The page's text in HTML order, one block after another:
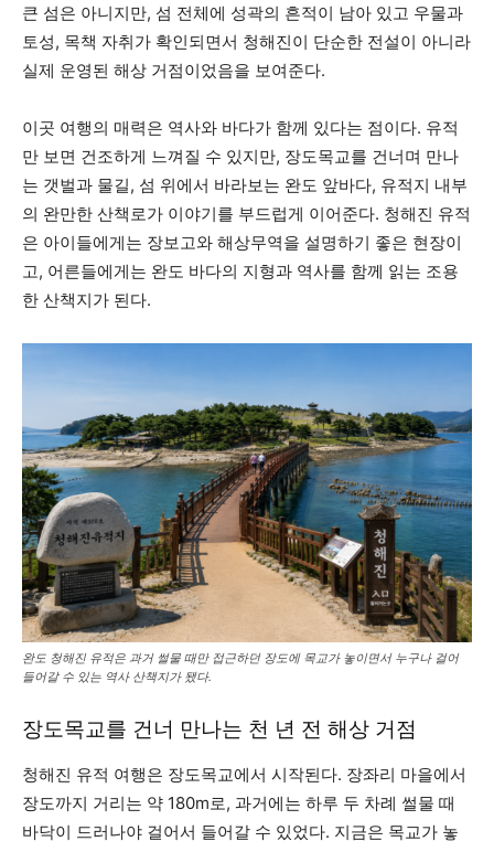
큰 섬은 아니지만, 섬 전체에 성곽의 흔적이 남아 있고 우물과
토성, 목책 자취가 확인되면서 청해진이 단순한 전설이 아니라
실제 운영된 해상 거점이었음을 보여준다.
이곳 여행의 매력은 역사와 바다가 함께 있다는 점이다. 유적
만 보면 건조하게 느껴질 수 있지만, 장도목교를 건너며 만나
는 갯벌과 물길, 섬 위에서 바라보는 완도 앞바다, 유적지 내부
의 완만한 산책로가 이야기를 부드럽게 이어준다. 청해진 유적
은 아이들에게는 장보고와 해상무역을 설명하기 좋은 현장이
고, 어른들에게는 완도 바다의 지형과 역사를 함께 읽는 조용
한 산책지가 된다.
완도 청해진 유적은 과거 썰물 때만 접근하던 장도에 목교가 놓이면서 누구나 걸어
들어갈 수 있는 역사 산책지가 됐다.
장도목교를 건너 만나는 천 년 전 해상 거점
청해진 유적 여행은 장도목교에서 시작된다. 장좌리 마을에서
장도까지 거리는 약 180m로, 과거에는 하루 두 차례 썰물 때
바닥이 드러나야 걸어서 들어갈 수 있었다. 지금은 목교가 놓